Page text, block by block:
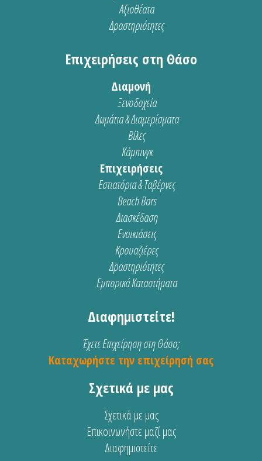
Αξιοθέατα
Δραστηριότητες
Επιχειρήσεις στη Θάσο
Διαμονή
Ξενοδοχεία
Δωμάτια & Διαμερίσματα
Βίλες
Κάμπινγκ
Επιχειρήσεις
Εστιατόρια & Ταβέρνες
Beach Bars
Διασκέδαση
Ενοικιάσεις
Κρουαζιέρες
Δραστηριότητες
Εμπορικά Καταστήματα
Διαφημιστείτε!
Έχετε Επιχείρηση στη Θάσο;
Καταχωρήστε την επιχείρησή σας
Σχετικά με μας
Σχετικά με μας
Επικοινωνήστε μαζί μας
Διαφημιστείτε